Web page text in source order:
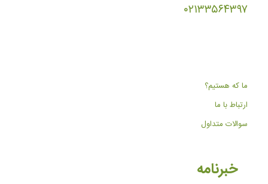
۰۲۱۳۳۵۶۴۳۹۷
ما که هستیم؟
ارتباط با ما
سوالات متداول
خبرنامه